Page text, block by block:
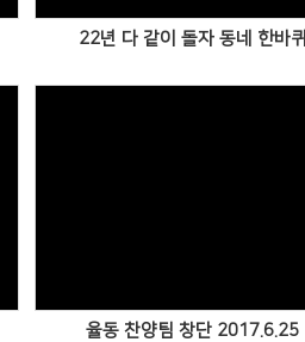
22년 다 같이 돌자 동네 한바퀴
율동 찬양팀 창단 2017.6.25